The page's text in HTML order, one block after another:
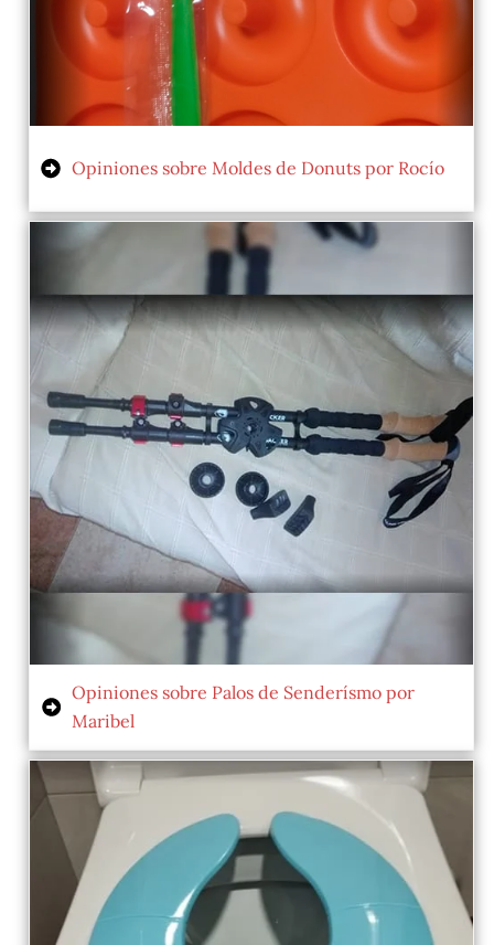
Opiniones sobre Moldes de Donuts por Rocío
Opiniones sobre Palos de Senderísmo por
Maribel